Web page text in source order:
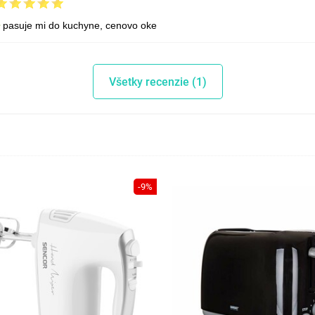
pasuje mi do kuchyne, cenovo oke
Všetky recenzie (1)
-9%